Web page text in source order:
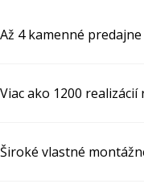
Až 4 kamenné
Viac ako 1200 realizácií
Široké vlastné